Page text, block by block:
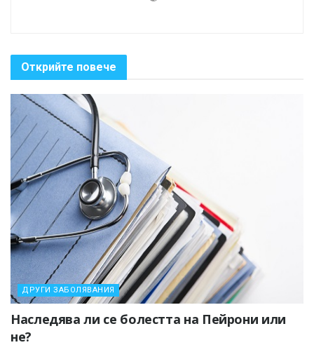
Открийте повече
ДРУГИ ЗАБОЛЯВАНИЯ
Наследява ли се болестта на Пейрони или
не?